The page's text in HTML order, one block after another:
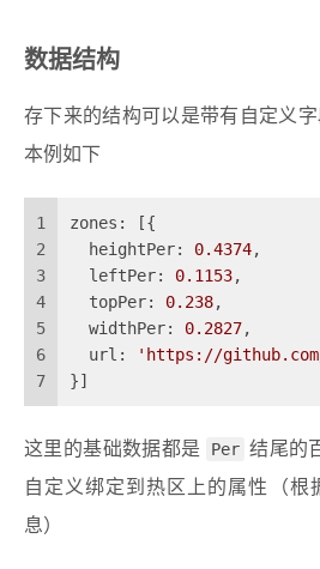
数据结构
存下来的结构可以是带有自定义字
本例如下
1
2
3
4
5
6
7
zones: [{
  heightPer:
0.4374,
  leftPer:
0.1153,
  topPer:
0.238,
  widthPer:
0.2827,
  url:
'https://github.com/
}]
这里的基础数据都是 Per 结尾的
自定义绑定到热区上的属性（根
息）